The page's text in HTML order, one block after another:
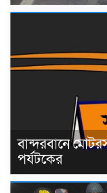
বান্দরবানে
পর্যটকের